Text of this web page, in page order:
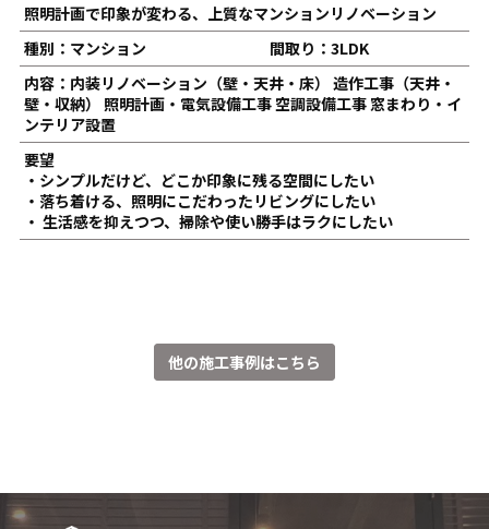
照明計画で印象が変わる、上質なマンションリノベーション
種別：マンション
間取り：3LDK
内容：内装リノベーション（壁・天井・床） 造作工事（天井・
壁・収納） 照明計画・電気設備工事 空調設備工事 窓まわり・イ
ンテリア設置
要望
・シンプルだけど、どこか印象に残る空間にしたい
・落ち着ける、照明にこだわったリビングにしたい
・ 生活感を抑えつつ、掃除や使い勝手はラクにしたい
他の施工事例はこちら